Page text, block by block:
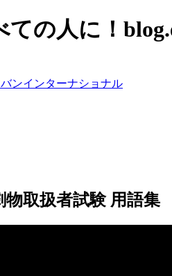
の人に！
ンインターナショナル
取扱者試験 用語集